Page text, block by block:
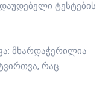
ტესტების
მხარდაჭერილია
რაც